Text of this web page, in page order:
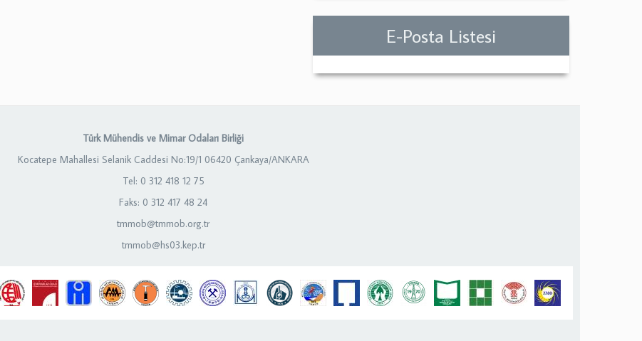
E-Posta Listesi
Türk Mühendis ve Mimar Odaları Birliği
Kocatepe Mahallesi Selanik Caddesi No:19/1 06420 Çankaya/ANKARA
Tel: 0 312 418 12 75
Faks: 0 312 417 48 24
tmmob@tmmob.org.tr
tmmob@hs03.kep.tr